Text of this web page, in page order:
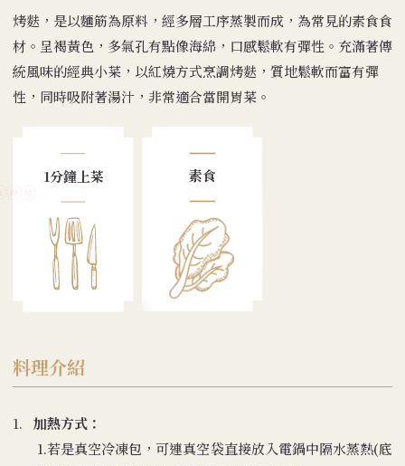
烤麩，是以麵筋為原料，經多層工序蒸製而成，為常見的素食食
材。呈褐黃色，多氣孔有點像海綿，口感鬆軟有彈性。充滿著傳
統風味的經典小菜，以紅燒方式烹調烤麩，質地鬆軟而富有彈
性，同時吸附著湯汁，非常適合當開胃菜。
1分鐘上菜 素食
料理介紹
1. 加熱方式：
1.若是真空冷凍包，可連真空袋直接放入電鍋中隔水蒸熱(底